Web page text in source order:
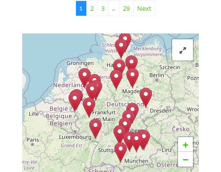
1 2 3 … 29 Next
+
−